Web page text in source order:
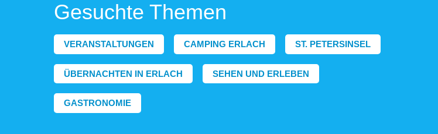
Gesuchte Themen
VERANSTALTUNGEN CAMPING ERLACH ST. PETERSINSEL
ÜBERNACHTEN IN ERLACH SEHEN UND ERLEBEN
GASTRONOMIE